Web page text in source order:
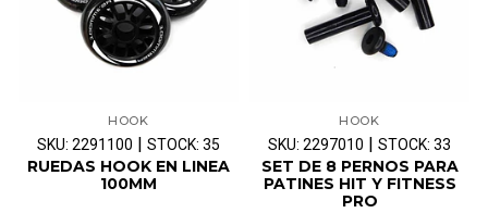
HOOK
SKU: 2291100 STOCK: 35
RUEDAS HOOK EN LINEA
100MM
HOOK
SKU: 2297010 STOCK: 33
SET DE 8 PERNOS PARA
PATINES HIT Y FITNESS
PRO